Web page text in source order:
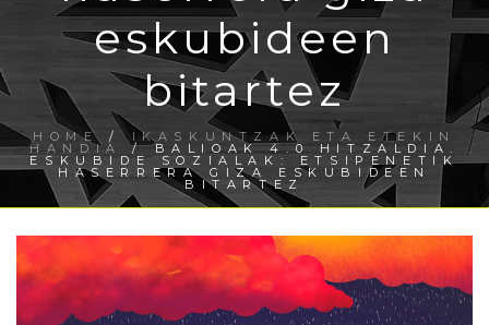
eskubideen
bitartez
HOME / IKASKUNTZAK ETA ETEKIN
HANDIA / BALIOAK 4.0 HITZALDIA.
ESKUBIDE SOZIALAK: ETSIPENETIK
HASERRERA GIZA ESKUBIDEEN
BITARTEZ